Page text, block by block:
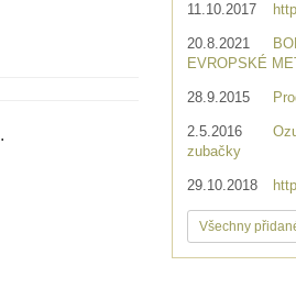
.
11.10.2017
20.8.2021
EVROPSKÉ
28.9.2015
2.5.2016
zubačky
29.10.2018
Všechny